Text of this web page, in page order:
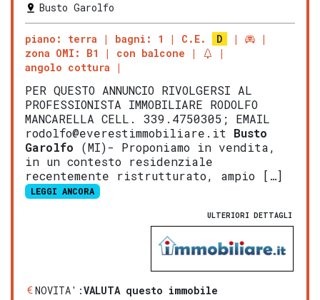
Busto Garolfo
piano: terra bagni: 1 C.E.
D
zona OMI: B1
con balcone
angolo cottura
PER QUESTO ANNUNCIO RIVOLGERSI AL
PROFESSIONISTA IMMOBILIARE RODOLFO
MANCARELLA CELL. 339.4750305; EMAIL
rodolfo@everestimmobiliare.it Busto
Garolfo (MI)- Proponiamo in vendita,
in un contesto residenziale
recentemente ristrutturato, ampio […]
LEGGI ANCORA
ULTERIORI DETTAGLI
NOVITA':VALUTA questo immobile